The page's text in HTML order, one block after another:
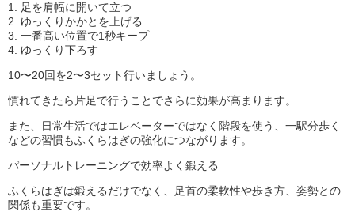
1. 足を肩幅に開いて立つ
2. ゆっくりかかとを上げる
3. 一番高い位置で1秒キープ
4. ゆっくり下ろす
10〜20回を2〜3セット行いましょう。
慣れてきたら片足で行うことでさらに効果が高まります。
また、日常生活ではエレベーターではなく階段を使う、一駅分歩く
などの習慣もふくらはぎの強化につながります。
パーソナルトレーニングで効率よく鍛える
ふくらはぎは鍛えるだけでなく、足首の柔軟性や歩き方、姿勢との
関係も重要です。